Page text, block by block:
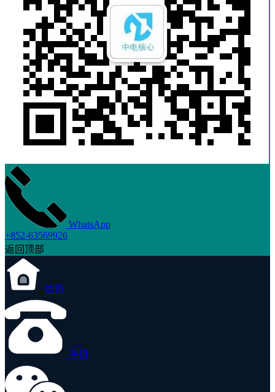
WhatsApp
+852-63569926
返回顶部
首页
手机